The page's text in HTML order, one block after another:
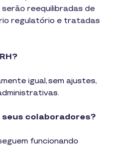
reequilibradas de
regulatório e tratadas
igual, sem ajustes,
seus colaboradores?
funcionando